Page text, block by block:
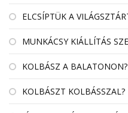
ELCSÍPTÜK A
MUNKÁCSY KIÁLLÍTÁS
KOLBÁSZ A BALATONON?
KOLBÁSZT KOLBÁSSZAL?